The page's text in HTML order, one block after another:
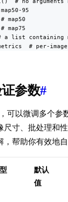
95
map50
map75
a list containing
# per-
参数#
可以微调多个参
尺寸、批处理和
帮助你有效地自
默认
值